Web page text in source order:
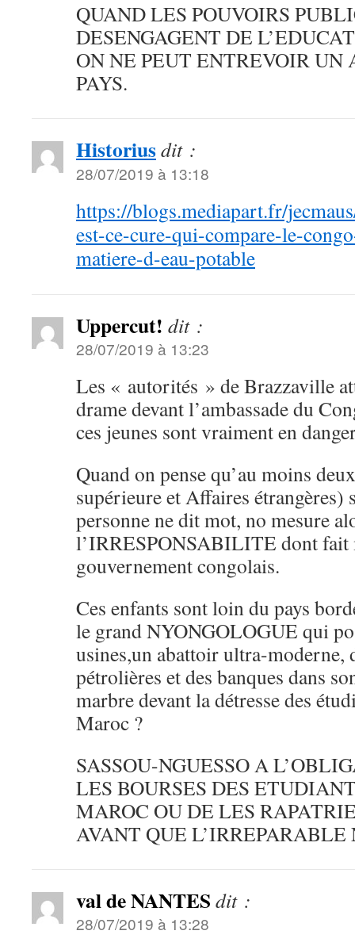
QUAND LES POUVOIRS
DESENGAGENT DE
ON NE PEUT ENTREVOIR UN
PAYS.
Historiusdit :
28/07/2019 à 13:18
https://blogs.mediapart.fr/
est-ce-cure-qui-compare-le-
matiere-d-eau-potable
Uppercut! dit :
28/07/2019 à 13:23
Les « autorités » de Brazzaville
drame devant l’ambassade du
ces jeunes sont vraiment en
Quand on pense qu’au moins
supérieure et Affaires étrangères)
personne ne dit mot, no mesure
l’IRRESPONSABILITE dont fait
gouvernement congolais.
Ces enfants sont loin du pays
le grand NYONGOLOGUE qui
usines,un abattoir ultra-moderne,
pétrolières et des banques dans
marbre devant la détresse des
Maroc ?
SASSOU-NGUESSO A
LES BOURSES DES
MAROC OU DE LES
AVANT QUE L’IRREPARABLE
val de NANTES dit :
28/07/2019 à 13:28